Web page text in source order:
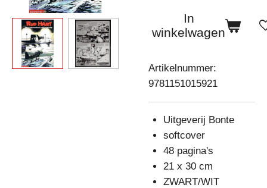
In
winkelwagen
Artikelnummer:
9781151015921
Uitgeverij Bonte
softcover
48 pagina's
21 x 30 cm
ZWART/WIT